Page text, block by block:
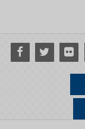
Facebook
Twitter Flickr